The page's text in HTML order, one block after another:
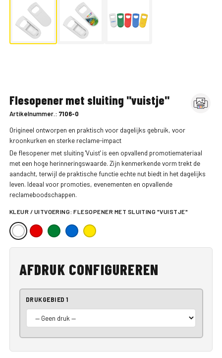
Flesopener met sluiting "vuistje"
Artikelnummer.: 7106-0
Origineel ontworpen en praktisch voor dagelijks gebruik, voor
kroonkurken en sterke reclame-impact
De flesopener met sluiting 'Vuist' is een opvallend promotiemateriaal
met een hoge herinneringswaarde. Zijn kenmerkende vorm trekt de
aandacht, terwijl de praktische functie echte nut biedt in het dagelijks
leven. Ideaal voor promoties, evenementen en opvallende
reclameboodschappen.
KLEUR / UITVOERING:FLESOPENER MET SLUITING "VUISTJE"
AFDRUK CONFIGUREREN
DRUKGEBIED 1